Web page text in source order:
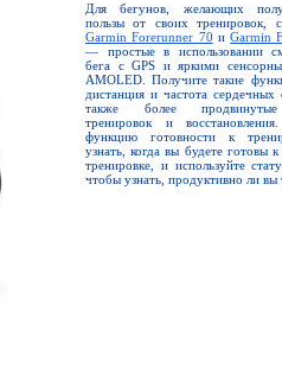
Для бегунов, желающих
пользы от своих тренировок,
Garmin Forerunner 70 иGarmin
— простые в использовании
бега с GPS и яркими
AMOLED. Получите такие
дистанция и частота сердечных
также более продвинутые
тренировок и
функцию готовности к
узнать, когда вы будете готовы
тренировке, и используйте
чтобы узнать, продуктивно ли вы